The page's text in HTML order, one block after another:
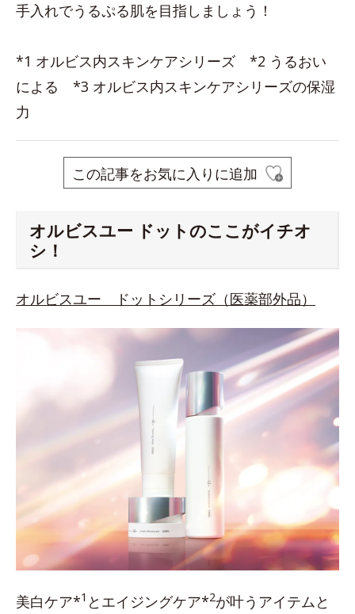
手入れでうるぷる肌を目指しましょう！
*1 オルビス内スキンケアシリーズ *2 うるおい
による *3 オルビス内スキンケアシリーズの保湿
力
この記事をお気に入りに追加
オルビスユー ドットのここがイチオ
シ！
オルビスユー ドットシリーズ（医薬部外品）
美白ケア*1 とエイジングケア*2が叶うアイテムと